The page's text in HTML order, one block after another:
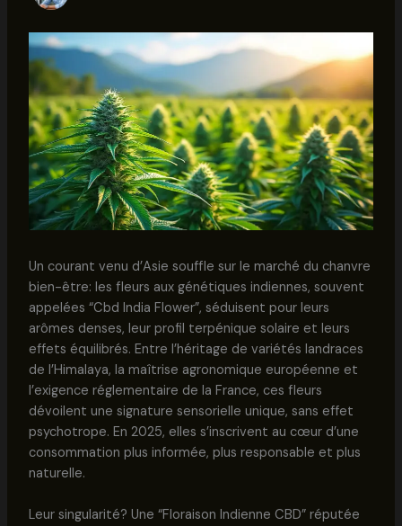
Un courant venu d’Asie souffle sur le marché du chanvre
bien-être: les fleurs aux génétiques indiennes, souvent
appelées “Cbd India Flower”, séduisent pour leurs
arômes denses, leur profil terpénique solaire et leurs
effets équilibrés. Entre l’héritage de variétés landraces
de l’Himalaya, la maîtrise agronomique européenne et
l’exigence réglementaire de la France, ces fleurs
dévoilent une signature sensorielle unique, sans effet
psychotrope. En 2025, elles s’inscrivent au cœur d’une
consommation plus informée, plus responsable et plus
naturelle.
Leur singularité? Une “Floraison Indienne CBD” réputée